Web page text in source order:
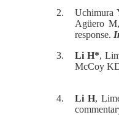
2.
Agüero
response.
3.
Li H*,
McCoy
4. Li H,